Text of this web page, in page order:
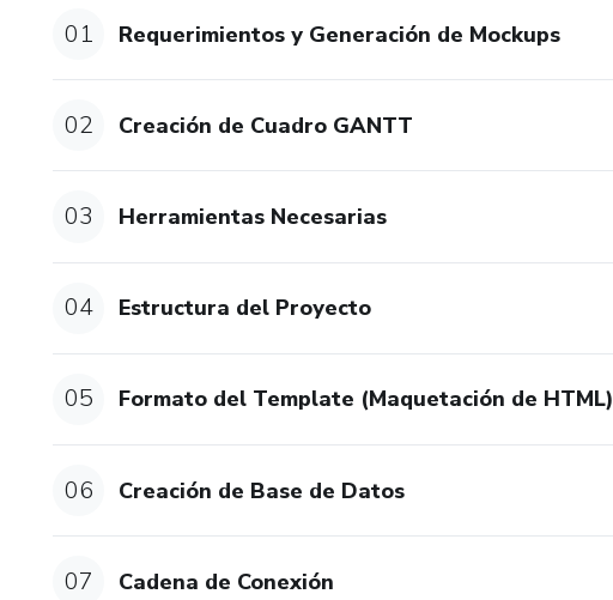
01 Requerimientos y Generación de Mockups
02 Creación de Cuadro GANTT
03 Herramientas Necesarias
04 Estructura del Proyecto
05 Formato del Template (Maquetación de HTML)
06 Creación de Base de Datos
07 Cadena de Conexión